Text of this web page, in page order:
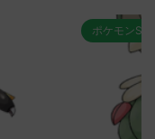
ポケモンSV